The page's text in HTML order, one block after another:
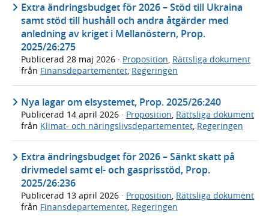
Extra ändringsbudget för 2026 – Stöd till Ukraina
samt stöd till hushåll och andra åtgärder med
anledning av kriget i Mellanöstern, Prop.
2025/26:275
Publicerad 28 maj 2026 · Proposition, Rättsliga dokument
från Finansdepartementet, Regeringen
Nya lagar om elsystemet, Prop. 2025/26:240
Publicerad 14 april 2026 · Proposition, Rättsliga dokument
från Klimat- och näringslivsdepartementet, Regeringen
Extra ändringsbudget för 2026 – Sänkt skatt på
drivmedel samt el- och gasprisstöd, Prop.
2025/26:236
Publicerad 13 april 2026 · Proposition, Rättsliga dokument
från Finansdepartementet, Regeringen